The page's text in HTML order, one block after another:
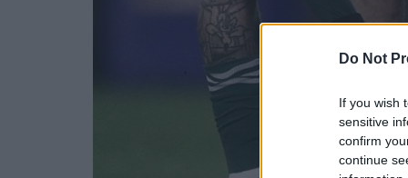
Do Not
If you wish
sensitive
confirm
continue